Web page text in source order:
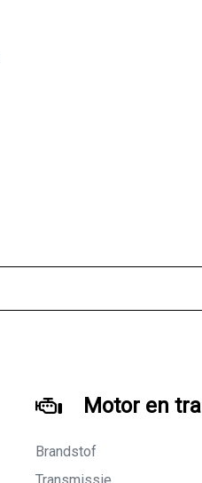
Motor en
Brandstof